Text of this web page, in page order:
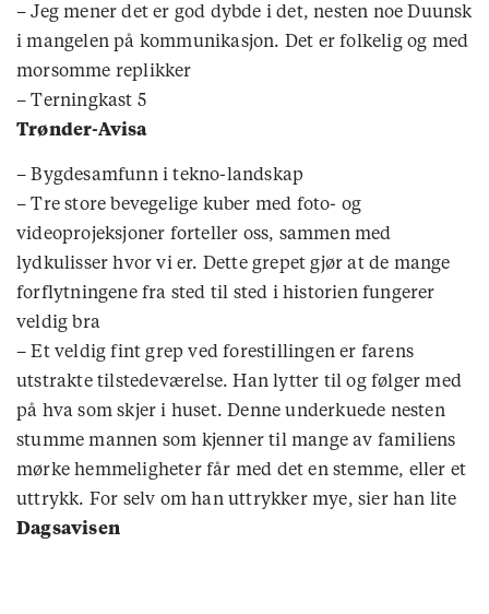
– Jeg mener det er god dybde i det, nesten noe Duunsk
i mangelen på kommunikasjon. Det er folkelig og med
morsomme replikker
– Terningkast 5
Trønder-Avisa
– Bygdesamfunn i tekno-landskap
– Tre store bevegelige kuber med foto- og
videoprojeksjoner forteller oss, sammen med
lydkulisser hvor vi er. Dette grepet gjør at de mange
forflytningene fra sted til sted i historien fungerer
veldig bra
– Et veldig fint grep ved forestillingen er farens
utstrakte tilstedeværelse. Han lytter til og følger med
på hva som skjer i huset. Denne underkuede nesten
stumme mannen som kjenner til mange av familiens
mørke hemmeligheter får med det en stemme, eller et
uttrykk. For selv om han uttrykker mye, sier han lite
Dagsavisen